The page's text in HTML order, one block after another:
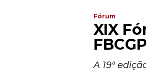
Fórum
XIX
FBCGP
A 19ª